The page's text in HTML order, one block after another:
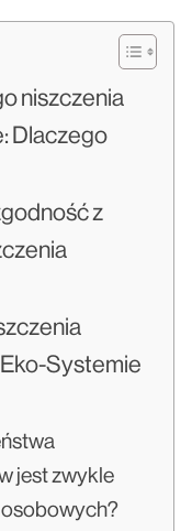
niszczenia
Dlaczego
z
Systemie
jest zwykle